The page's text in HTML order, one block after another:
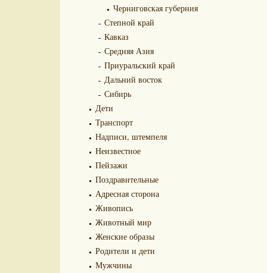
Черниговская губерния
Степной край
Кавказ
Средняя Азия
Приуральский край
Дальний восток
Сибирь
Дети
Транспорт
Надписи, штемпеля
Неизвестное
Пейзажи
Поздравительные
Адресная сторона
Живопись
Животный мир
Женские образы
Родители и дети
Мужчины